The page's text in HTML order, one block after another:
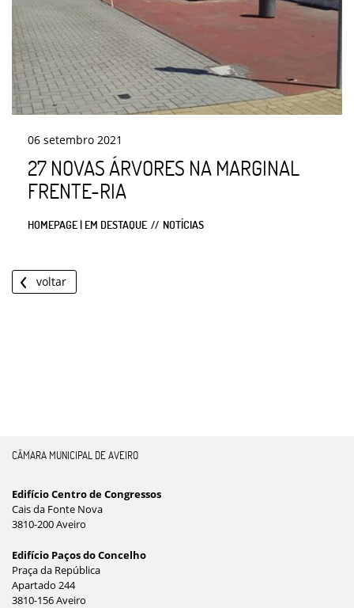
06 setembro 2021
27 NOVAS ÁRVORES NA MARGINAL
FRENTE-RIA
HOMEPAGE | EM DESTAQUE NOTÍCIAS
voltar
CÂMARA MUNICIPAL DE AVEIRO
Edifício Centro de Congressos
Cais da Fonte Nova
3810-200 Aveiro
Edifício Paços do Concelho
Praça da República
Apartado 244
3810-156 Aveiro